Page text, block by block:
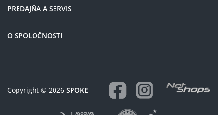
PREDAJŇA A SERVIS
O SPOLOČNOSTI
Copyright © 2026 SPOKE